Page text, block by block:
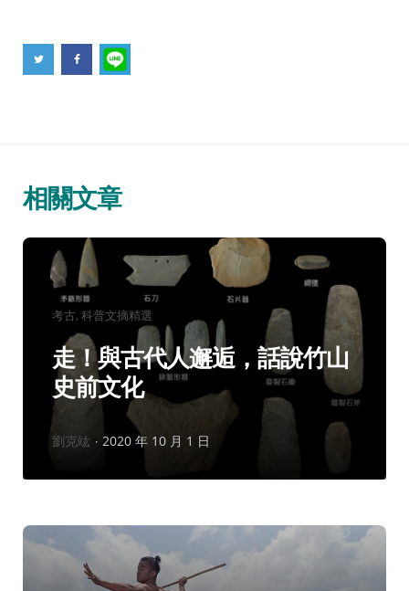
相關文章
分
類：
考古 科普文摘精選
走！與古代人邂逅，話說竹山
史前文化
作
劉克竑 2020 年 10 月 1 日